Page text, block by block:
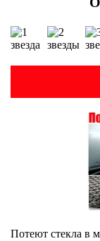
Потеют стекла в